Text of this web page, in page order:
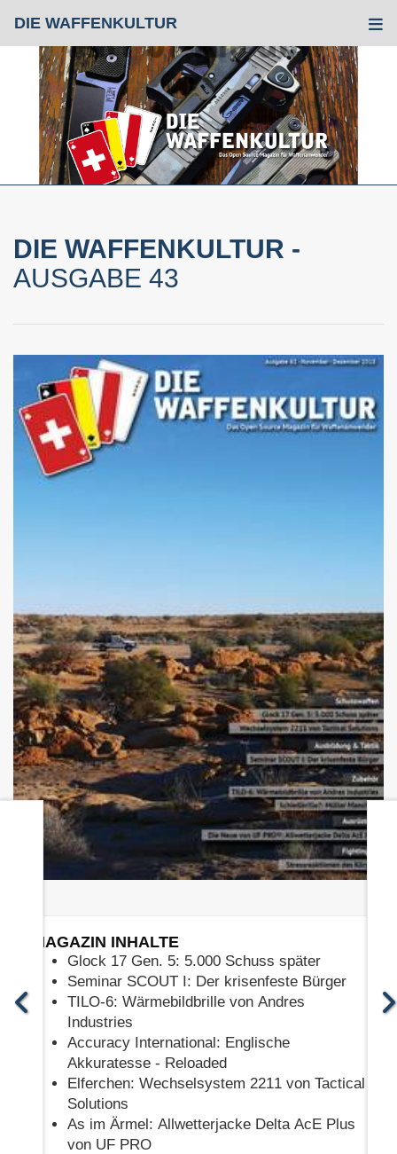
DIE WAFFENKULTUR
DIE WAFFENKULTUR -
AUSGABE 43
MAGAZIN INHALTE
Glock 17 Gen. 5: 5.000 Schuss später
Seminar SCOUT I: Der krisenfeste Bürger
TILO-6: Wärmebildbrille von Andres
Industries
Accuracy International: Englische
Akkuratesse - Reloaded
Elferchen: Wechselsystem 2211 von Tactical
Solutions
As im Ärmel: Allwetterjacke Delta AcE Plus
von UF PRO